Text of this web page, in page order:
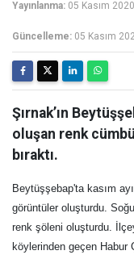
Yayınlanma: 05 Kasım
Güncelleme: 05 Kasım
Şırnak’ın
oluşan renk
bıraktı.
Beytüşşebap'ta kasım
görüntüler oluşturdu.
renk şöleni oluşturdu.
köylerinden geçen Habur